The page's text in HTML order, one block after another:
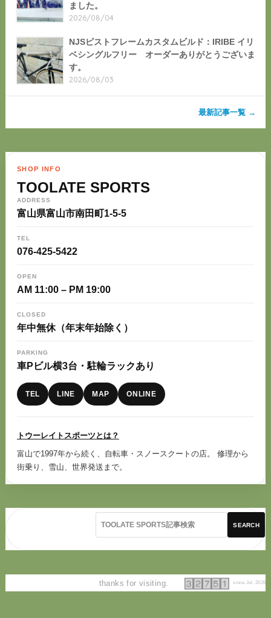
ました。
2026/08/04
NJSピストフレームカスタムビルド：IRIBE イリ
ベシングルフリー オーダーありがとうございま
す。
2026/08/03
最新記事一覧 →
SHOP INFO
TOOLATE SPORTS
ADDRESS
富山県富山市南田町1-5-5
TEL
076-425-5422
OPEN
AM 11:00 – PM 19:00
CLOSED
年中無休（年末年始除く）
PARKING
車Pビル横3台・駐輪ラックあり
TEL LINE MAP ONLINE
トウーレイトスポーツとは？
富山で1997年から続く、自転車・スノースクートの店。 修理から
街乗り、雪山、世界発送まで。
SEARCH
thanks for visiting. since Jul. 2026